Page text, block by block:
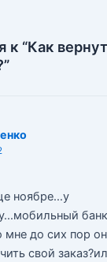
к “Как
ноябре…у
до сих пор
свой